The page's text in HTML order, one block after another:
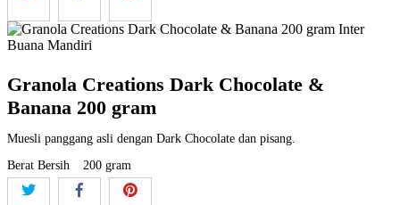
Granola Creations Dark Chocolate &
Banana 200 gram
Muesli panggang asli dengan Dark Chocolate dan pisang.
Berat Bersih
200 gram